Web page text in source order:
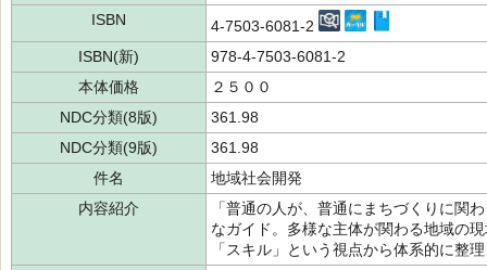
ISBN
4-7503-6081-2
ISBN(新)
978-4-7503-6081-2
本体価格
２５００
NDC分類(8版)
361.98
NDC分類(9版)
361.98
件名
地域社会開発
内容紹介
「普通の人が、普通にまちづくりに関
なガイド。多様な主体が関わる地域の
「スキル」という視点から体系的に整